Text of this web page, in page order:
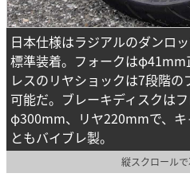
日本仕様はラジアルのダンロ
標準装着。フォークはφ41mm
レスのリヤショックは7段階
可能だ。ブレーキディスクは
φ300mm、リヤ220mmで、キ
ともバイブレ製。
縦スクロール